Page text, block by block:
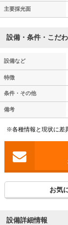
主要採光面
設備・条件・こだわ
設備など
特徴
条件・その他
備考
※各種情報と現状に差
お気
設備詳細情報